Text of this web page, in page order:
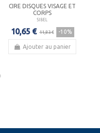
CIRE DISQUES VISAGE ET
CORPS
SIBEL
10,65 € 11,83 € -10%
Ajouter au panier